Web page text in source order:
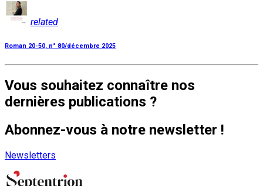
related
Roman 20-50, n° 80/décembre 2025
Vous souhaitez connaître nos
dernières publications ?
Abonnez-vous à notre newsletter !
Newsletters